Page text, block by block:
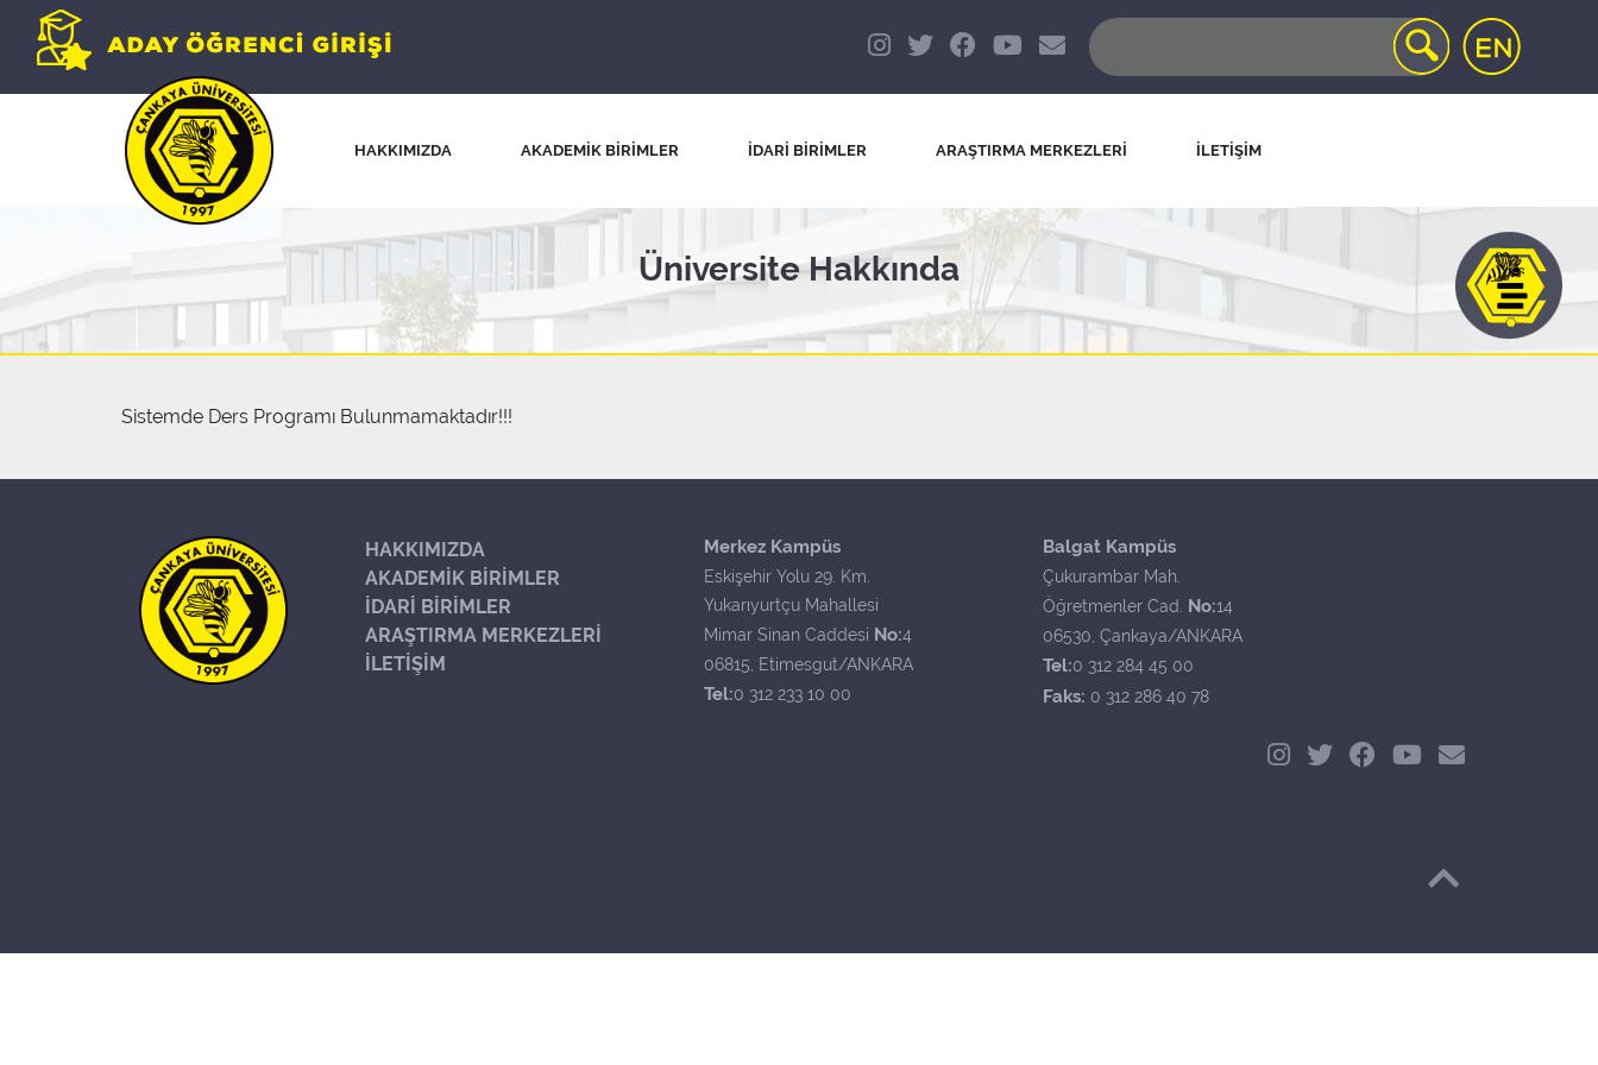
HAKKIMIZDA AKADEMİK BİRİMLER İDARİ BİRİMLER ARAŞTIRMA MERKEZLERİ İLETİŞİM
Üniversite Hakkında
Sistemde Ders Programı Bulunmamaktadır!!!
HAKKIMIZDA
AKADEMİK BİRİMLER
İDARİ BİRİMLER
ARAŞTIRMA MERKEZLERİ
İLETİŞİM
Merkez Kampüs
Eskişehir Yolu 29. Km.
Yukarıyurtçu Mahallesi
Mimar Sinan Caddesi No:4
06815, Etimesgut/ANKARA
Tel:0 312 233 10 00
Balgat Kampüs
Çukurambar Mah.
Öğretmenler Cad. No:14
06530, Çankaya/ANKARA
Tel:0 312 284 45 00
Faks: 0 312 286 40 78